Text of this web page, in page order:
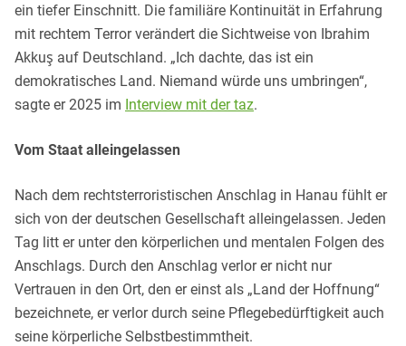
ein tiefer Einschnitt. Die familiäre Kontinuität in Erfahrung
mit rechtem Terror verändert die Sichtweise von Ibrahim
Akkuş auf Deutschland. „Ich dachte, das ist ein
demokratisches Land. Niemand würde uns umbringen“,
sagte er 2025 im Interview mit der taz.
Vom Staat alleingelassen
Nach dem rechtsterroristischen Anschlag in Hanau fühlt er
sich von der deutschen Gesellschaft alleingelassen. Jeden
Tag litt er unter den körperlichen und mentalen Folgen des
Anschlags. Durch den Anschlag verlor er nicht nur
Vertrauen in den Ort, den er einst als „Land der Hoffnung“
bezeichnete, er verlor durch seine Pflegebedürftigkeit auch
seine körperliche Selbstbestimmtheit.